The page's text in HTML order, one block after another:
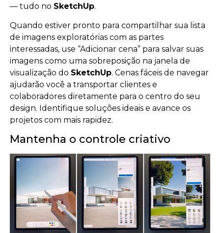
— tudo no SketchUp.
Quando estiver pronto para compartilhar sua lista
de imagens exploratórias com as partes
interessadas, use “Adicionar cena” para salvar suas
imagens como uma sobreposição na janela de
visualização do SketchUp. Cenas fáceis de navegar
ajudarão você a transportar clientes e
colaboradores diretamente para o centro do seu
design. Identifique soluções ideais e avance os
projetos com mais rapidez.
Mantenha o controle criativo